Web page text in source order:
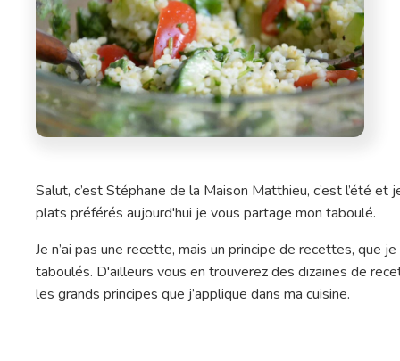
Salut, c’est Stéphane de la Maison Matthieu, c’est l’été
plats préférés aujourd'hui je vous partage mon taboulé.
Je n’ai pas une recette, mais un principe de recettes, que
taboulés. D'ailleurs vous en trouverez des dizaines de
les grands principes que j’applique dans ma cuisine.